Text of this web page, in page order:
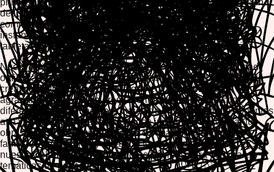
princesa ofrecen diversión infinita para todas las edades. Sin
descargas requeridas, simplemente abre tu navegador y
comienza a colorear hermosos diseños de princesas al
instante en computadora de escritorio, dispositivo móvil o
tableta.
Nuestros juegos de colorear princesa presentan jugabilidad
optimizada para dispositivos móviles con herramientas
creativas intuitivas que hacen que colorear sea fácil y
agradable. Elige tus colores favoritos, experimenta con
diferentes tonos y trae personajes de princesas impresionantes
a la vida. Lo mejor de todo, puedes imprimir o descargar tus
obras maestras terminadas para compartir con amigos y
familia. Crea, colorea y deja que tu imaginación brille con
nuestra colección de cautivadoras páginas para colorear
temáticas de princesas.